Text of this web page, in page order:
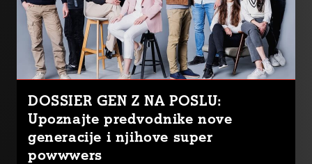
DOSSIER GEN Z NA POSLU:
Upoznajte predvodnike nove
generacije i njihove super
powwwers